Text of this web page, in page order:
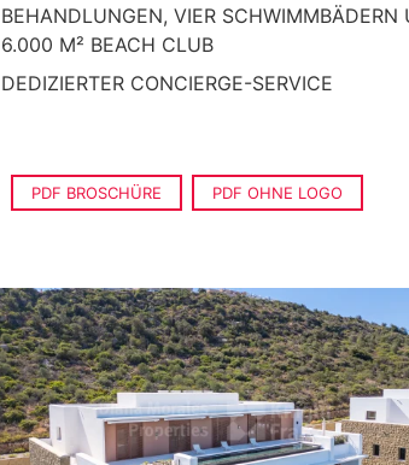
BEHANDLUNGEN, VIER SCHWIMMBÄDERN
6.000 M² BEACH CLUB
DEDIZIERTER CONCIERGE-SERVICE
PDF BROSCHÜRE PDF OHNE LOGO